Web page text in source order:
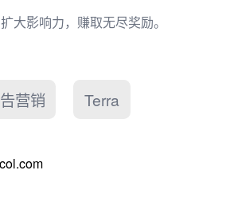
扩大影响力，赚取无尽奖励。
营销 Terra